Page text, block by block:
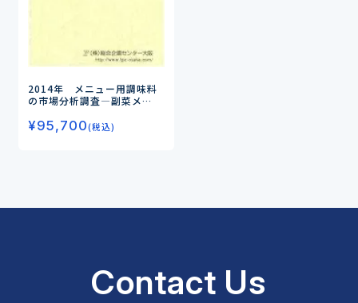
2014年 メニュー用調味料
の市場分析調査―副菜メ
ニューへと広がる惣菜の素―
¥95,700(税込)
Contact Us